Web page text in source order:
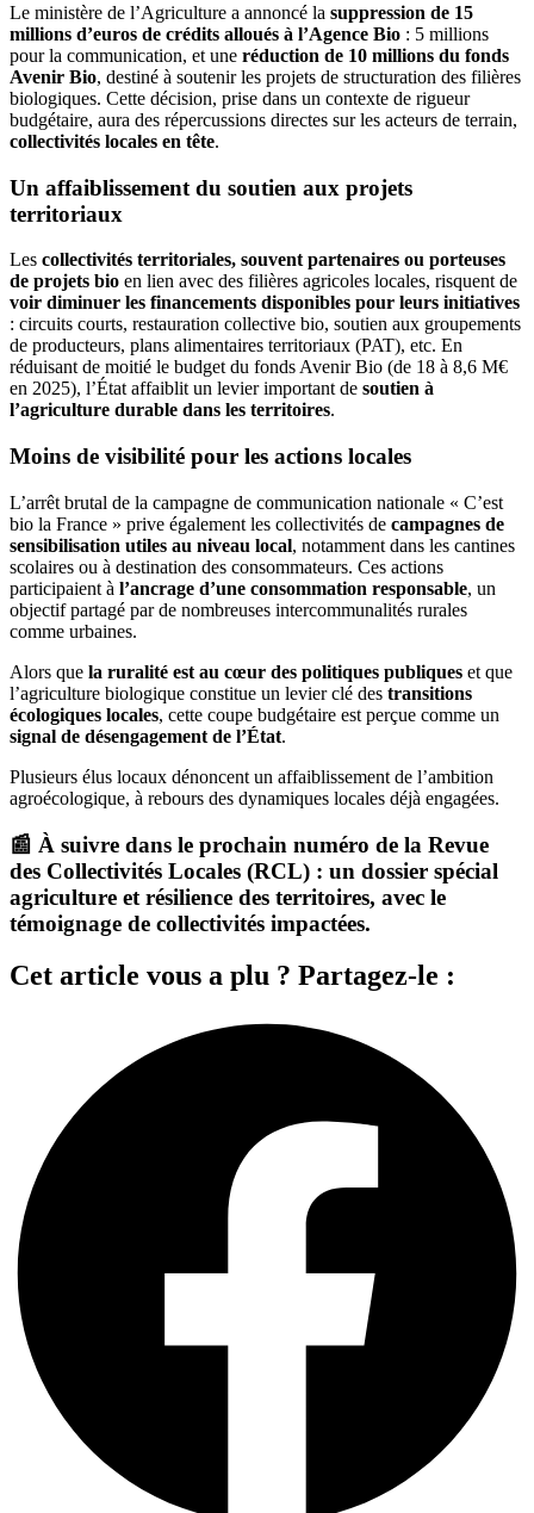
Le ministère de l’Agriculture a annoncé la suppression de 15
millions d’euros de crédits alloués à l’Agence Bio : 5 millions
pour la communication, et une réduction de 10 millions du fonds
Avenir Bio, destiné à soutenir les projets de structuration des filières
biologiques. Cette décision, prise dans un contexte de rigueur
budgétaire, aura des répercussions directes sur les acteurs de terrain,
collectivités locales en tête.
Un affaiblissement du soutien aux projets
territoriaux
Les collectivités territoriales, souvent partenaires ou porteuses
de projets bio en lien avec des filières agricoles locales, risquent de
voir diminuer les financements disponibles pour leurs initiatives
: circuits courts, restauration collective bio, soutien aux groupements
de producteurs, plans alimentaires territoriaux (PAT), etc. En
réduisant de moitié le budget du fonds Avenir Bio (de 18 à 8,6 M€
en 2025), l’État affaiblit un levier important de soutien à
l’agriculture durable dans les territoires.
Moins de visibilité pour les actions locales
L’arrêt brutal de la campagne de communication nationale « C’est
bio la France » prive également les collectivités de campagnes de
sensibilisation utiles au niveau local, notamment dans les cantines
scolaires ou à destination des consommateurs. Ces actions
participaient à l’ancrage d’une consommation responsable, un
objectif partagé par de nombreuses intercommunalités rurales
comme urbaines.
Alors que la ruralité est au cœur des politiques publiques et que
l’agriculture biologique constitue un levier clé des transitions
écologiques locales, cette coupe budgétaire est perçue comme un
signal de désengagement de l’État.
Plusieurs élus locaux dénoncent un affaiblissement de l’ambition
agroécologique, à rebours des dynamiques locales déjà engagées.
📰 À suivre dans le prochain numéro de la Revue
des Collectivités Locales (RCL) : un dossier spécial
agriculture et résilience des territoires, avec le
témoignage de collectivités impactées.
Cet article vous a plu ? Partagez-le :